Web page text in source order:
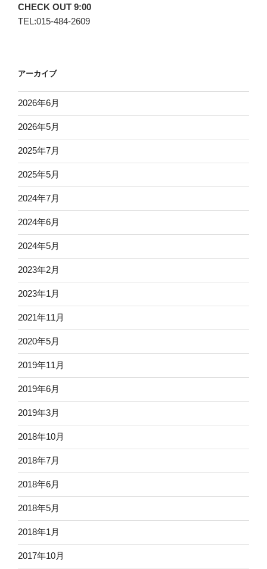
CHECK OUT 9:00
TEL:015-484-2609
アーカイブ
2026年6月
2026年5月
2025年7月
2025年5月
2024年7月
2024年6月
2024年5月
2023年2月
2023年1月
2021年11月
2020年5月
2019年11月
2019年6月
2019年3月
2018年10月
2018年7月
2018年6月
2018年5月
2018年1月
2017年10月